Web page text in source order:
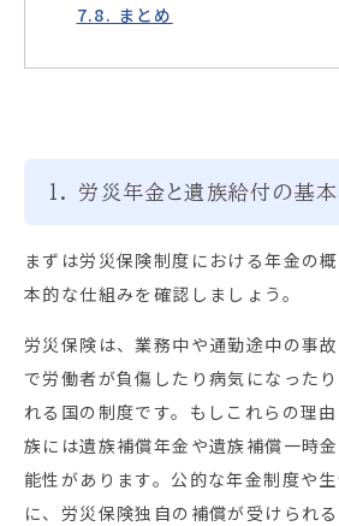
8. まとめ
1. 労災年金と遺族給付の基
まずは労災保険制度における年金の
本的な仕組みを確認しましょう。
労災保険は、業務中や通勤途中の事
で労働者が負傷したり病気になった
れる国の制度です。もしこれらの理
族には遺族補償年金や遺族補償一時
能性があります。公的な年金制度や
に、労災保険独自の補償が受けられる